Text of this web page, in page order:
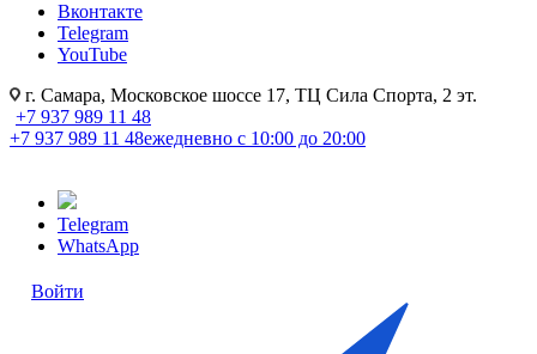
Вконтакте
Telegram
YouTube
г. Самара, Московское шоссе 17, ТЦ Сила Спорта, 2 эт.
+7 937 989 11 48
+7 937 989 11 48ежедневно с 10:00 до 20:00
Telegram
WhatsApp
Войти